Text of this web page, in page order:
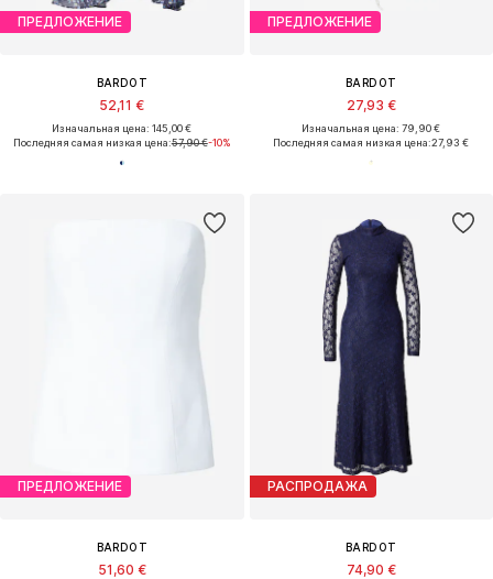
ПРЕДЛОЖЕНИЕ
BARDOT
52,11 €
Изначальная цена: 145,00 €
Последняя самая низкая цена:57,90 €-10%
ПРЕДЛОЖЕНИЕ
BARDOT
27,93 €
Изначальная цена: 79,90 €
Последняя самая низкая цена:27,93 €
ПРЕДЛОЖЕНИЕ
BARDOT
51,60 €
РАСПРОДАЖА
BARDOT
74,90 €